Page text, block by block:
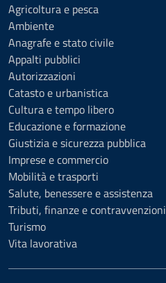
Agricoltura e pesca
Ambiente
Anagrafe e stato civile
Appalti pubblici
Autorizzazioni
Catasto e urbanistica
Cultura e tempo libero
Educazione e formazione
Giustizia e sicurezza pubblica
Imprese e commercio
Mobilità e trasporti
Salute, benessere e assistenza
Tributi, finanze e contravvenzioni
Turismo
Vita lavorativa